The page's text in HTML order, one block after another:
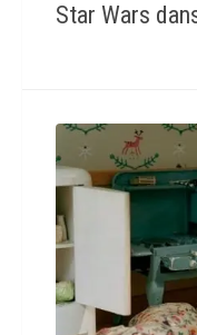
Star Wars